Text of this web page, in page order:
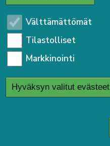
VARATTU E14 2h+k+s
VARATTU E15 2h+k+s
VARATTU E16 2h+kk+s
Väinölä
Jussilantie 3
Välttämättömät
Tilastolliset
Markkinointi
Hyväksyn valitut evästeet